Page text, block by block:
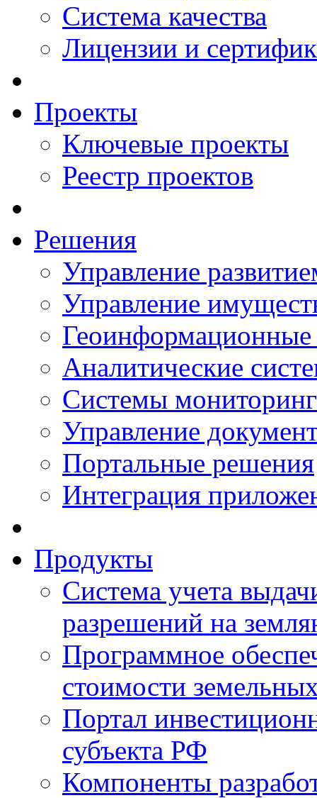
Система качества
Лицензии и
Проекты
Ключевые проекты
Реестр проектов
Решения
Управление
Управление
Аналитические
Системы
Управление
Портальные решения
Интеграция
Продукты
Система учета
разрешений на
Программное
стоимости
Портал
субъекта РФ
Компоненты